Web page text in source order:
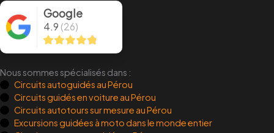
Google
4.9 (26)
Nous sommes spécialisés dans :
Circuits autoguidés au Pérou
Circuits guidés en voiture au Pérou
Circuits autotours sur mesure au Pérou
Excursions guidées à moto dans le monde entier